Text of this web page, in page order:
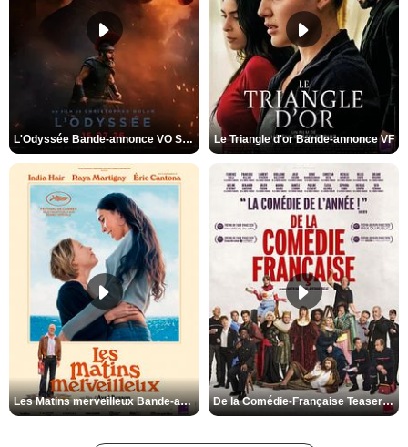
L'Odyssée Bande-annonce VO STFR Le Triangle d'or Bande-annonce VF
Les Matins merveilleux Bande-annonce VF De la Comédie-Française Teaser VF